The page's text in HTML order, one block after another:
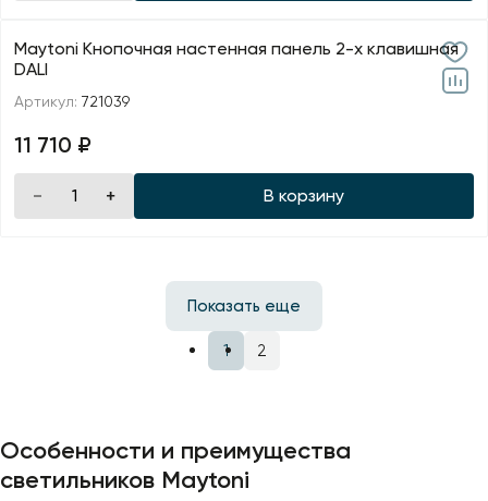
Maytoni Кнопочная настенная панель 2-х клавишная
DALI
Артикул: 721039
11 710 ₽
В корзину
Показать еще
1 2
Особенности и преимущества
светильников Maytoni